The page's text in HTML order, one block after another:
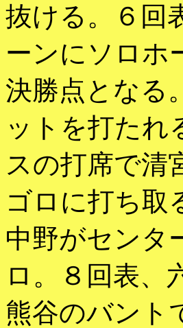
抜ける。６回
ーンにソロホ
決勝点となる
ットを打たれ
スの打席で清
ゴロに打ち取
中野がセンタ
ロ。８回表、
熊谷のバント